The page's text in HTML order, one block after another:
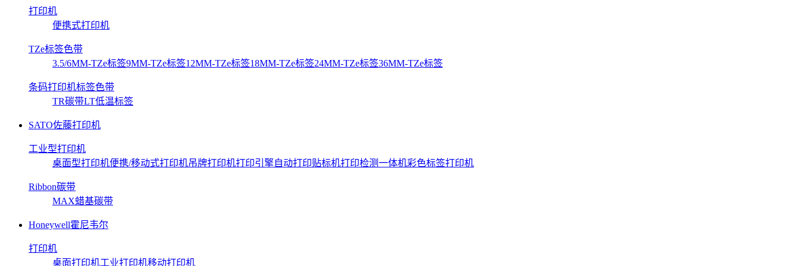
打印机
便携式打印机
TZe标签色带
3.5/6MM-TZe标签9MM-TZe标签12MM-TZe标签18MM-TZe标签24MM-TZe标签36MM-TZe标签
条码打印机标签色带
TR碳带LT低温标签
SATO佐藤打印机
工业型打印机
桌面型打印机便携/移动式打印机吊牌打印机打印引擎自动打印贴标机打印检测一体机彩色标签打印机
Ribbon碳带
MAX蜡基碳带
Honeywell霍尼韦尔
打印机
桌面打印机工业打印机移动打印机